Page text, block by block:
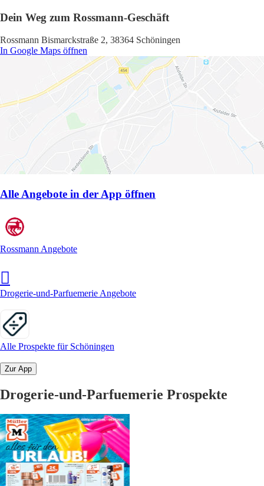
Dein Weg zum Rossmann-Geschäft
Rossmann Bismarckstraße 2, 38364 Schöningen
In Google Maps öffnen
Alle Angebote in der App öffnen
Rossmann Angebote
Drogerie-und-Parfuemerie Angebote
Alle Prospekte für Schöningen
Zur App
Drogerie-und-Parfuemerie Prospekte